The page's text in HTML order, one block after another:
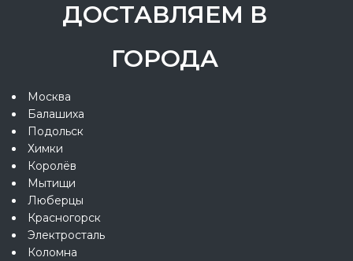
ДОСТАВЛЯЕМ В
ГОРОДА
Москва
Балашиха
Подольск
Химки
Королёв
Мытищи
Люберцы
Красногорск
Электросталь
Коломна